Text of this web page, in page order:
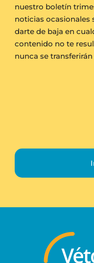
nuestro boletín
noticias ocasionales
darte de baja en
contenido no te
nunca se